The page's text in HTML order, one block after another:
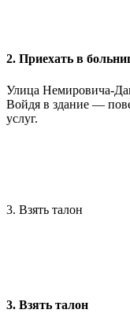
2. Приехать в
Улица Немировича-
Войдя в здание —
услуг.
3. Взять талон
3. Взять талон